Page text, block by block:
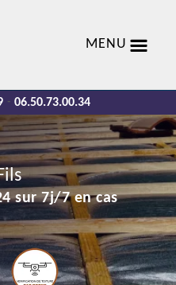
MENU
- 06.50.73.00.34
sur 7j/7 en cas